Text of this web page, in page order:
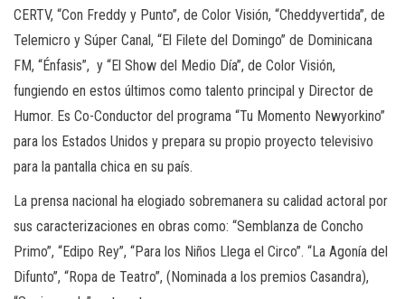
CERTV, “Con Freddy y Punto”, de Color Visión, “Cheddyvertida”, de
Telemicro y Súper Canal, “El Filete del Domingo” de Dominicana
FM, “Énfasis”, y “El Show del Medio Día”, de Color Visión,
fungiendo en estos últimos como talento principal y Director de
Humor. Es Co-Conductor del programa “Tu Momento Newyorkino”
para los Estados Unidos y prepara su propio proyecto televisivo
para la pantalla chica en su país.
La prensa nacional ha elogiado sobremanera su calidad actoral por
sus caracterizaciones en obras como: “Semblanza de Concho
Primo”, “Edipo Rey”, “Para los Niños Llega el Circo”. “La Agonía del
Difunto”, “Ropa de Teatro”, (Nominada a los premios Casandra),